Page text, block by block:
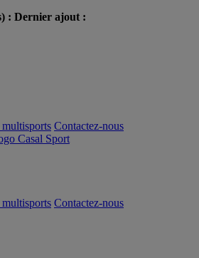
: Dernier ajout :
Contactez-nous
Contactez-nous